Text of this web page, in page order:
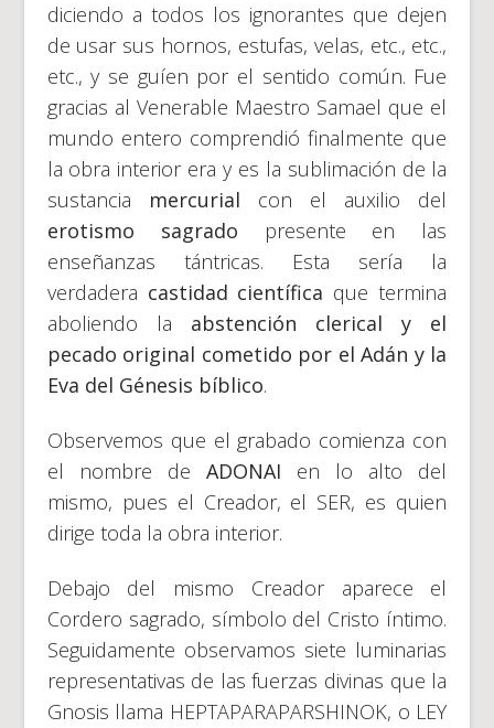
diciendo a todos los ignorantes que dejen
de usar sus hornos, estufas, velas, etc., etc.,
etc., y se guíen por el sentido común. Fue
gracias al Venerable Maestro Samael que el
mundo entero comprendió finalmente que
la obra interior era y es la sublimación de la
sustancia mercurial con el auxilio del
erotismo sagrado
presente en las
enseñanzas tántricas. Esta sería la
verdadera castidad científica que termina
aboliendo la abstención clerical y el
pecado original cometido por el Adán y la
Eva del Génesis bíblico.
Observemos que el grabado comienza con
el nombre de ADONAI en lo alto del
mismo, pues el Creador, el SER, es quien
dirige toda la obra interior.
Debajo del mismo Creador aparece el
Cordero sagrado, símbolo del Cristo íntimo.
Seguidamente observamos siete luminarias
representativas de las fuerzas divinas que la
Gnosis llama HEPTAPARAPARSHINOK, o LEY